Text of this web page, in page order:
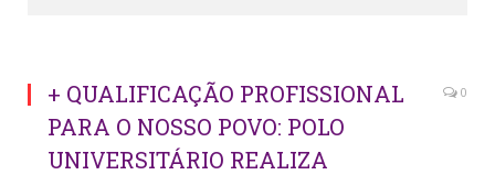
+ QUALIFICAÇÃO PROFISSIONAL
PARA O NOSSO POVO: POLO
UNIVERSITÁRIO REALIZA
0